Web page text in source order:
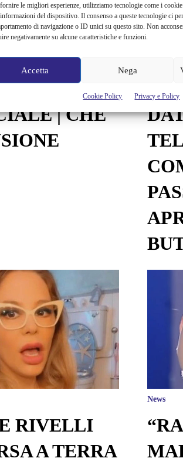
le migliori esperienze, utilizziamo tecnologie come i cookie
del dispositivo. Il consenso a queste tecnologie ci
di navigazione o ID unici su questo sito. Non
negativamente su alcune caratteristiche e funzioni.
Accetta Nega
Cookie Policy Privacy e Policy
FARÀ PIÙ:
LA
| CHE
RIVELLI
A TERRA
News